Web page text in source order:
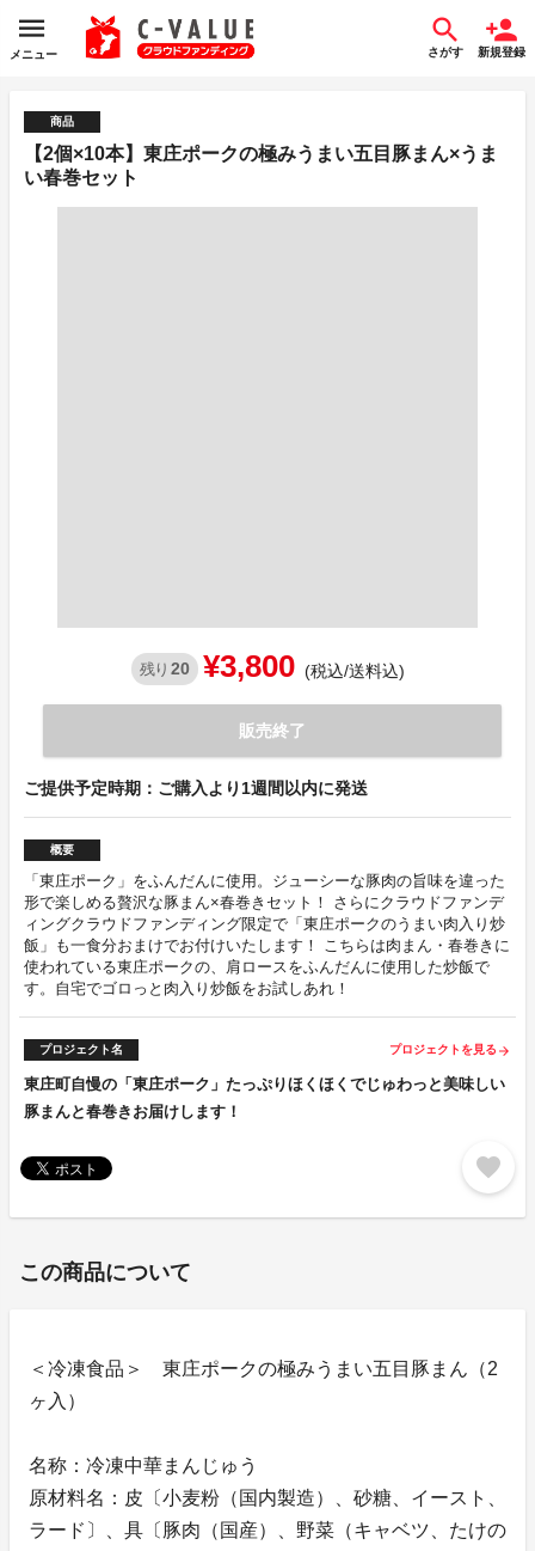
メニュー さがす 新規登録
商品
【2個×10本】東庄ポークの極みうまい五目豚まん×うま
い春巻セット
残り 20 ¥3,800 (税込/送料込)
販売終了
ご提供予定時期：ご購入より1週間以内に発送
概要
「東庄ポーク」をふんだんに使用。ジューシーな豚肉の旨味を違った
形で楽しめる贅沢な豚まん×春巻きセット！ さらにクラウドファンデ
ィングクラウドファンディング限定で「東庄ポークのうまい肉入り炒
飯」も一食分おまけでお付けいたします！ こちらは肉まん・春巻きに
使われている東庄ポークの、肩ロースをふんだんに使用した炒飯で
す。自宅でゴロっと肉入り炒飯をお試しあれ！
プロジェクト名 プロジェクトを見る arrow_forward
東庄町自慢の「東庄ポーク」たっぷりほくほくでじゅわっと美味しい
豚まんと春巻きお届けします！
favorite
この商品について
＜冷凍食品＞ 東庄ポークの極みうまい五目豚まん（2
ヶ入）
名称：冷凍中華まんじゅう
原材料名：皮〔小麦粉（国内製造）、砂糖、イースト、
ラード〕、具〔豚肉（国産）、野菜（キャベツ、たけの